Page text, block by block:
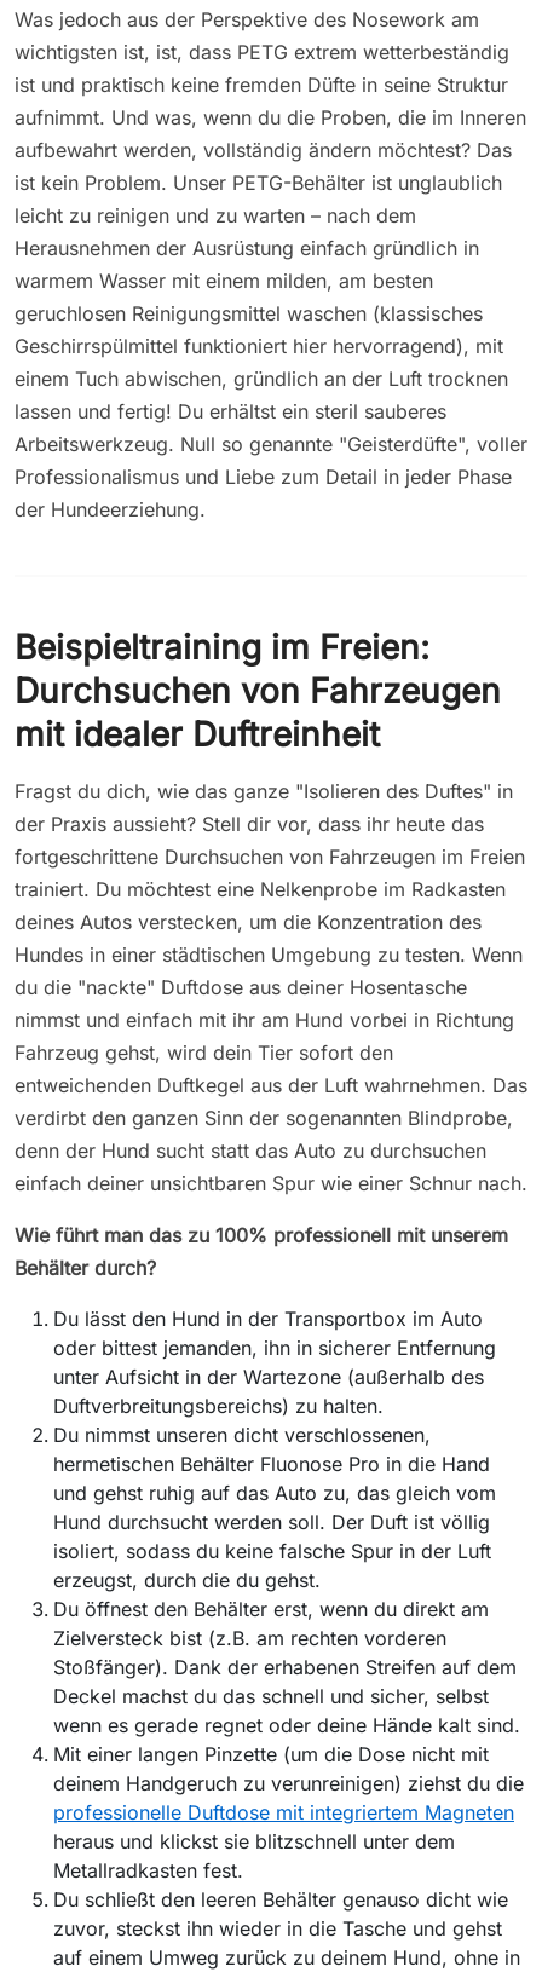
Was jedoch aus der Perspektive des Nosework am
wichtigsten ist, ist, dass PETG extrem wetterbeständig
ist und praktisch keine fremden Düfte in seine Struktur
aufnimmt. Und was, wenn du die Proben, die im Inneren
aufbewahrt werden, vollständig ändern möchtest? Das
ist kein Problem. Unser PETG-Behälter ist unglaublich
leicht zu reinigen und zu warten – nach dem
Herausnehmen der Ausrüstung einfach gründlich in
warmem Wasser mit einem milden, am besten
geruchlosen Reinigungsmittel waschen (klassisches
Geschirrspülmittel funktioniert hier hervorragend), mit
einem Tuch abwischen, gründlich an der Luft trocknen
lassen und fertig! Du erhältst ein steril sauberes
Arbeitswerkzeug. Null so genannte "Geisterdüfte", voller
Professionalismus und Liebe zum Detail in jeder Phase
der Hundeerziehung.
Beispieltraining im Freien:
Durchsuchen von Fahrzeugen
mit idealer Duftreinheit
Fragst du dich, wie das ganze "Isolieren des Duftes" in
der Praxis aussieht? Stell dir vor, dass ihr heute das
fortgeschrittene Durchsuchen von Fahrzeugen im Freien
trainiert. Du möchtest eine Nelkenprobe im Radkasten
deines Autos verstecken, um die Konzentration des
Hundes in einer städtischen Umgebung zu testen. Wenn
du die "nackte" Duftdose aus deiner Hosentasche
nimmst und einfach mit ihr am Hund vorbei in Richtung
Fahrzeug gehst, wird dein Tier sofort den
entweichenden Duftkegel aus der Luft wahrnehmen. Das
verdirbt den ganzen Sinn der sogenannten Blindprobe,
denn der Hund sucht statt das Auto zu durchsuchen
einfach deiner unsichtbaren Spur wie einer Schnur nach.
Wie führt man das zu 100% professionell mit unserem
Behälter durch?
Du lässt den Hund in der Transportbox im Auto
oder bittest jemanden, ihn in sicherer Entfernung
unter Aufsicht in der Wartezone (außerhalb des
Duftverbreitungsbereichs) zu halten.
Du nimmst unseren dicht verschlossenen,
hermetischen Behälter Fluonose Pro in die Hand
und gehst ruhig auf das Auto zu, das gleich vom
Hund durchsucht werden soll. Der Duft ist völlig
isoliert, sodass du keine falsche Spur in der Luft
erzeugst, durch die du gehst.
Du öffnest den Behälter erst, wenn du direkt am
Zielversteck bist (z.B. am rechten vorderen
Stoßfänger). Dank der erhabenen Streifen auf dem
Deckel machst du das schnell und sicher, selbst
wenn es gerade regnet oder deine Hände kalt sind.
Mit einer langen Pinzette (um die Dose nicht mit
deinem Handgeruch zu verunreinigen) ziehst du die
professionelle Duftdose mit integriertem Magneten
heraus und klickst sie blitzschnell unter dem
Metallradkasten fest.
Du schließt den leeren Behälter genauso dicht wie
zuvor, steckst ihn wieder in die Tasche und gehst
auf einem Umweg zurück zu deinem Hund, ohne in